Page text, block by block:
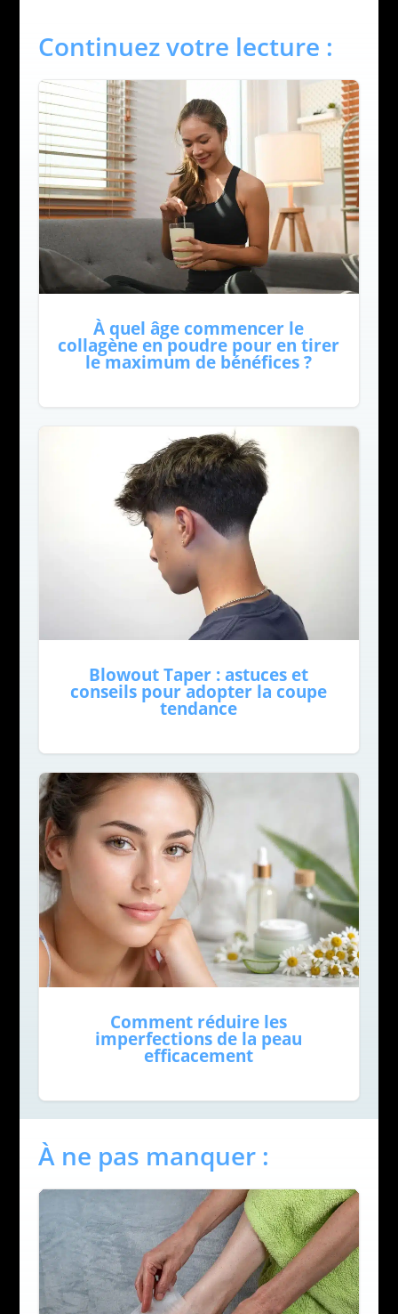
Continuez votre lecture :
À quel âge commencer le
collagène en poudre pour en tirer
le maximum de bénéfices ?
Blowout Taper : astuces et
conseils pour adopter la coupe
tendance
Comment réduire les
imperfections de la peau
efficacement
À ne pas manquer :